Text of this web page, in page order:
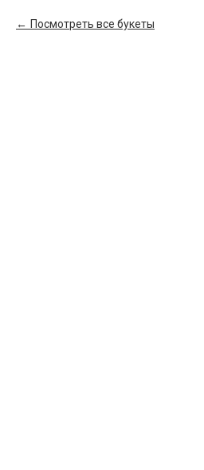
Посмотреть все букеты